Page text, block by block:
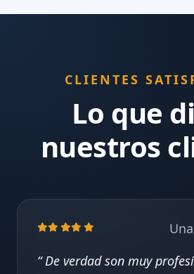
CLIENTES
Lo que
nuestros
De verdad son muy